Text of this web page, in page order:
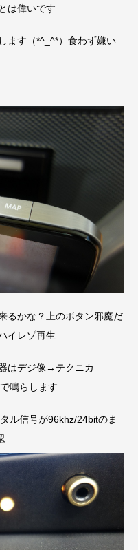
は偉いです
ます（*^_^*）食わず嫌い
るかな？上のボタン邪魔だ
イレゾ再生
はデジ像→テクニカ
鳴らします
ル信号が96khz/24bitのま